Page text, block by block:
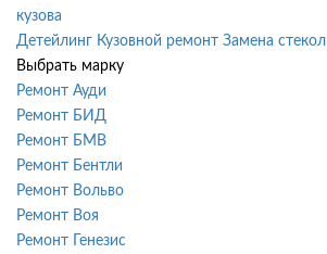
кузова
Детейлинг Кузовной ремонт Замена стекол
Выбрать марку
Ремонт Ауди
Ремонт БИД
Ремонт БМВ
Ремонт Бентли
Ремонт Вольво
Ремонт Воя
Ремонт Генезис